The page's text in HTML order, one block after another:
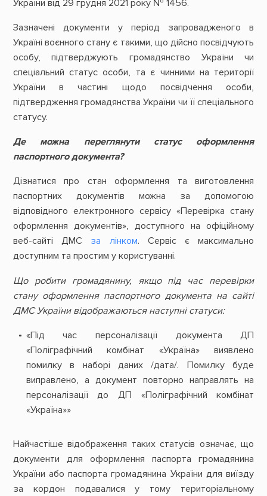
України від 29 грудня 2021 року № 1456.
Зазначені документи у період запровадженого в
Україні воєнного стану є такими, що дійсно посвідчують
особу, підтверджують громадянство України чи
спеціальний статус особи, та є чинними на території
України в частині щодо посвідчення особи,
підтвердження громадянства України чи її спеціального
статусу.
Де можна переглянути статус оформлення
паспортного документа?
Дізнатися про стан оформлення та виготовлення
паспортних документів можна за допомогою
відповідного електронного сервісу «Перевірка стану
оформлення документів», доступного на офіційному
веб-сайті ДМС за лінком. Сервіс є максимально
доступним та простим у користуванні.
Що робити громадянину, якщо під час перевірки
стану оформлення паспортного документа на сайті
ДМС України відображаються наступні статуси:
«Під час персоналізації документа ДП
«Поліграфічний комбінат «Україна» виявлено
помилку в наборі даних /дата/. Помилку буде
виправлено, а документ повторно направлять на
персоналізації до ДП «Поліграфічний комбінат
«Україна»»
Найчастіше відображення таких статусів означає, що
документи для оформлення паспорта громадянина
України або паспорта громадянина України для виїзду
за кордон подавалися у тому територіальному